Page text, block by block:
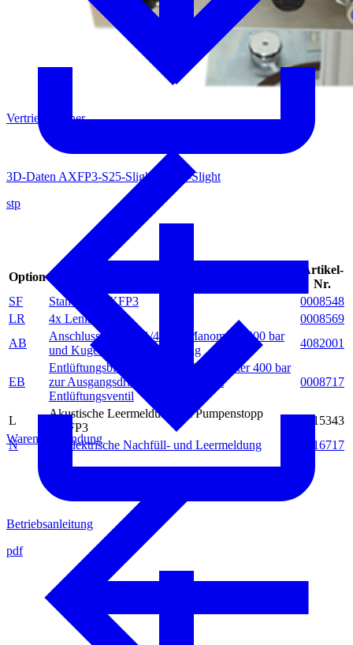
Option
Artikel-
Nr.
SF
Standfuss AXFP3
0008548
LR
4x Lenkrollen
0008569
AB
Anschlussblock G 1/4" mit Manometer 400 bar
und Kugelhahn zur Entlüftung
4082001
EB
Entlüftungsblock G 1/4" mit Manometer 400 bar
zur Ausgangsdruckanzeige und mit
Entlüftungsventil
0008717
L
Akustische Leermeldung mit Pumpenstopp
AXFP3
0015343
N
2x Elektrische Nachfüll- und Leermeldung 0016717
3D-Daten AXFP3-S25-Slight / -S60-Slight
stp
Betriebsanleitung
pdf
Vertriebspartner
Warenrücksendung